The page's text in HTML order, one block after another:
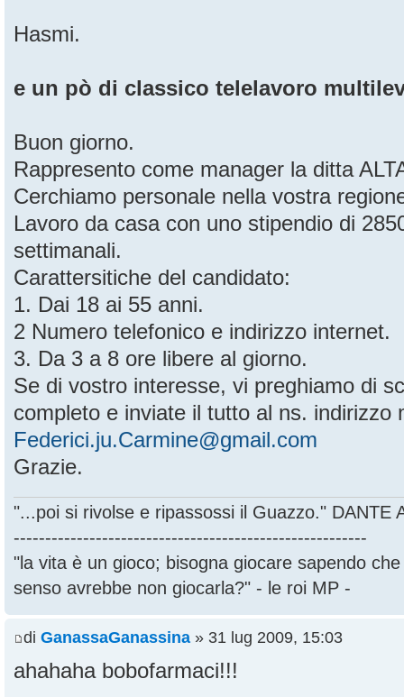
Hasmi.
e un pò di classico telelavoro
Buon giorno.
Rappresento come manager la ditta
Cerchiamo personale nella vostra
Lavoro da casa con uno stipendio di
settimanali.
Carattersitiche del candidato:
1. Dai 18 ai 55 anni.
2 Numero telefonico e indirizzo internet.
3. Da 3 a 8 ore libere al giorno.
Se di vostro interesse, vi preghiamo di
completo e inviate il tutto al ns. indirizzo
Federici.ju.Carmine@gmail.com
Grazie.
"...poi si rivolse e ripassossi il Guazzo." DANTE
--------------------------------------------------------
"la vita è un gioco; bisogna giocare sapendo
senso avrebbe non giocarla?" - le roi MP -
di GanassaGanassina » 31 lug 2009, 15:03
ahahaha bobofarmaci!!!